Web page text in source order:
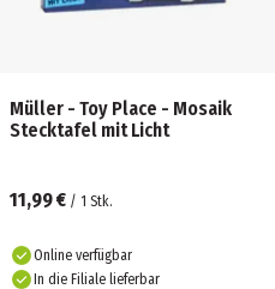
Müller - Toy Place - Mosaik
Stecktafel mit Licht
11,99 € / 1 Stk.
Online verfügbar
In die Filiale lieferbar